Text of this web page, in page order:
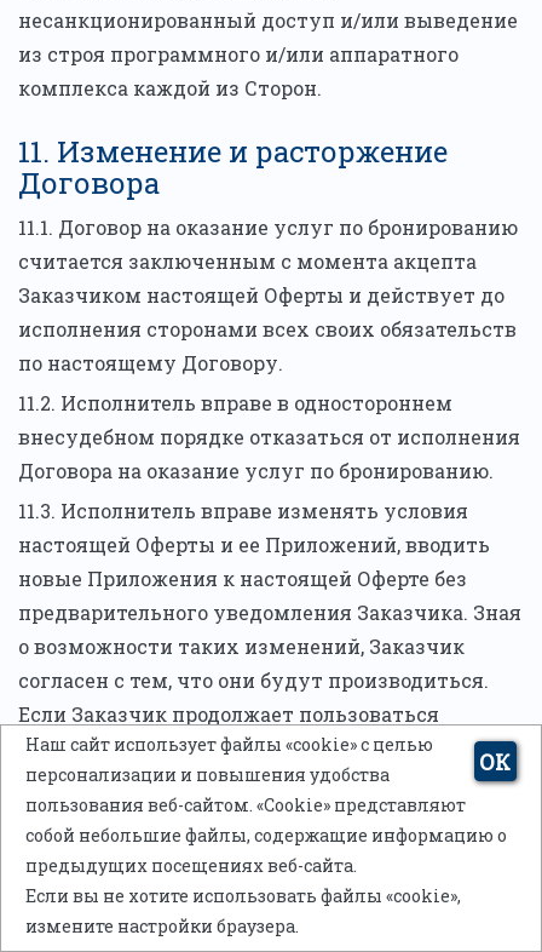
несанкционированный доступ и/или выведение
из строя программного и/или аппаратного
комплекса каждой из Сторон.
11. Изменение и расторжение
Договора
11.1. Договор на оказание услуг по бронированию
считается заключенным с момента акцепта
Заказчиком настоящей Оферты и действует до
исполнения сторонами всех своих обязательств
по настоящему Договору.
11.2. Исполнитель вправе в одностороннем
внесудебном порядке отказаться от исполнения
Договора на оказание услуг по бронированию.
11.3. Исполнитель вправе изменять условия
настоящей Оферты и ее Приложений, вводить
новые Приложения к настоящей Оферте без
предварительного уведомления Заказчика. Зная
о возможности таких изменений, Заказчик
согласен с тем, что они будут производиться.
Если Заказчик продолжает пользоваться
услугами Исполнителя после таких изменений,
это означает его согласие с ними.
12. Согласие на обработку
персональных данных
Заказчик действуя в собственных интересах, в
ОК
Наш сайт использует файлы «cookie» с целью
персонализации и повышения удобства
пользования веб-сайтом. «Cookie» представляют
собой небольшие файлы, содержащие информацию о
предыдущих посещениях веб-сайта.
Если вы не хотите использовать файлы «cookie»,
измените настройки браузера.